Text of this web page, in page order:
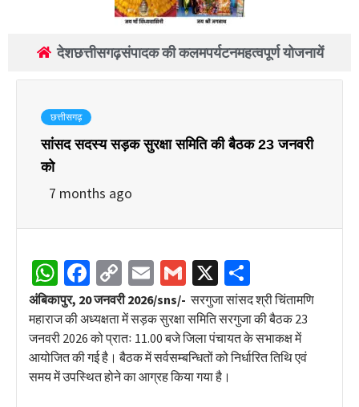
देशछत्तीसगढ़संपादक की कलमपर्यटनमहत्वपूर्ण योजनायें
छत्तीसगढ़
सांसद सदस्य सड़क सुरक्षा समिति की बैठक 23 जनवरी
को
7 months ago
WhatsApp
Facebook
Copy
Link
EmailGmail
X
अंबिकापुर, 20 जनवरी 2026/sns/- सरगुजा सांसद श्री चिंतामणि
महाराज की अध्यक्षता में सड़क सुरक्षा समिति सरगुजा की बैठक 23
जनवरी 2026 को प्रातः 11.00 बजे जिला पंचायत के सभाकक्ष में
आयोजित की गई है। बैठक में सर्वसम्बन्धितों को निर्धारित तिथि एवं
समय में उपस्थित होने का आग्रह किया गया है।